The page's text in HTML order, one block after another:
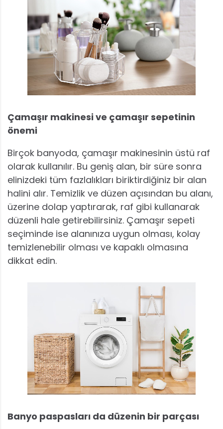
Çamaşır makinesi ve çamaşır sepetinin
önemi
Birçok banyoda, çamaşır makinesinin üstü raf
olarak kullanılır. Bu geniş alan, bir süre sonra
elinizdeki tüm fazlalıkları biriktirdiğiniz bir alan
halini alır. Temizlik ve düzen açısından bu alanı,
üzerine dolap yaptırarak, raf gibi kullanarak
düzenli hale getirebilirsiniz. Çamaşır sepeti
seçiminde ise alanınıza uygun olması, kolay
temizlenebilir olması ve kapaklı olmasına
dikkat edin.
Banyo paspasları da düzenin bir parçası